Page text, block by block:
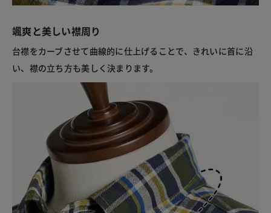
颯爽と美しい襟周り
台襟をカーブさせて曲線的に仕上げることで、きれいに首に沿
い、襟の立ち方も美しく決まります。